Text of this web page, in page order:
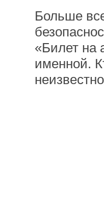
Больше
«Билет на
именной.